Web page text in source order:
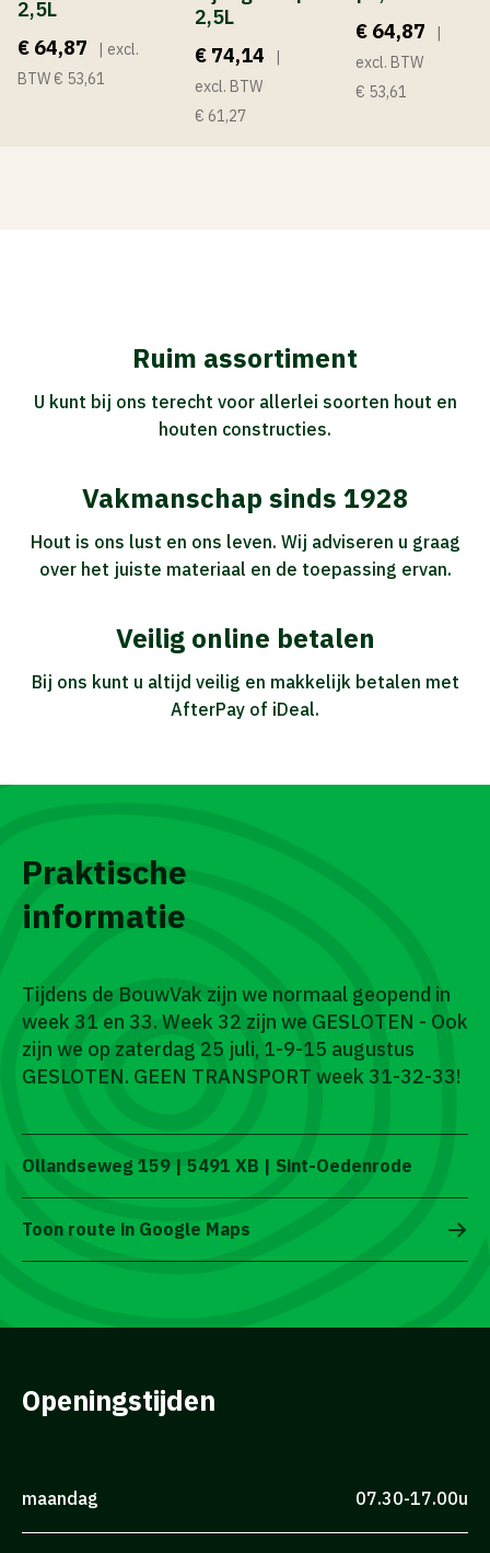
2,5L
€ 64,87
| excl.
BTW € 53,61
2,5L
€ 74,14
|
excl. BTW
€ 61,27
€ 64,87
|
excl. BTW
€ 53,61
Ruim assortiment
U kunt bij ons terecht voor allerlei soorten hout en
houten constructies.
Vakmanschap sinds 1928
Hout is ons lust en ons leven. Wij adviseren u graag
over het juiste materiaal en de toepassing ervan.
Veilig online betalen
Bij ons kunt u altijd veilig en makkelijk betalen met
AfterPay of iDeal.
Praktische
informatie
Tijdens de BouwVak zijn we normaal geopend in
week 31 en 33. Week 32 zijn we GESLOTEN - Ook
zijn we op zaterdag 25 juli, 1-9-15 augustus
GESLOTEN. GEEN TRANSPORT week 31-32-33!
Ollandseweg 159 | 5491 XB | Sint-Oedenrode
Toon route in Google Maps
Openingstijden
maandag 07.30-17.00u